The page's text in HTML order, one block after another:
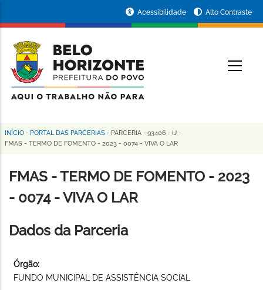
conteúdo
principal
da
Prefeitura
de
Horizonte
Acessibilidade Alto Contraste
Trilha
navegação
INÍCIO - PORTAL DAS PARCERIAS - PARCERIA - 93406 - IJ -
FMAS - TERMO DE FOMENTO - 2023 - 0074 - VIVA O LAR
FMAS - TERMO DE FOMENTO - 2023
- 0074 - VIVA O LAR
Dados da Parceria
Órgão:
FUNDO MUNICIPAL DE ASSISTÊNCIA SOCIAL